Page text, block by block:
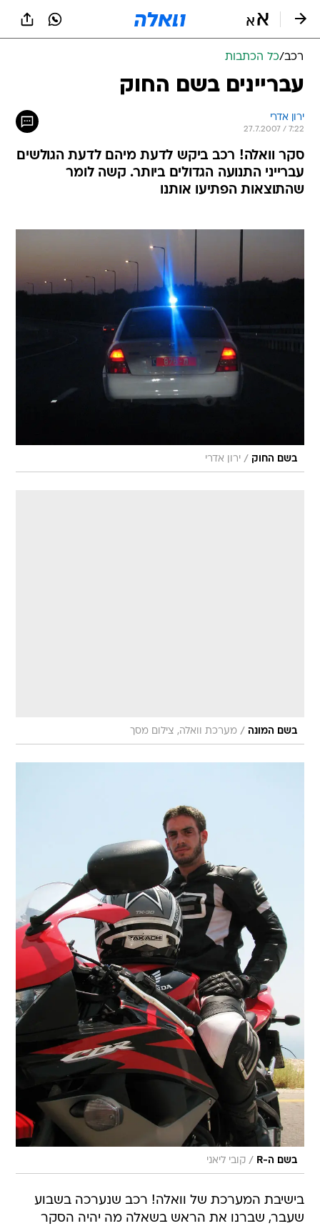
רכב/כל הכתבות
עבריינים בשם החוק
ירון אדרי
27.7.2007 / 7:22
סקר וואלה! רכב ביקש לדעת מיהם לדעת הגולשים
עברייני התנועה הגדולים ביותר. קשה לומר
שהתוצאות הפתיעו אותנו
בשם החוק / ירון אדרי
בשם המונה / מערכת וואלה, צילום מסך
בשם ה-R / קובי ליאני
בישיבת המערכת של וואלה! רכב שנערכה בשבוע
שעבר, שברנו את הראש בשאלה מה יהיה הסקר